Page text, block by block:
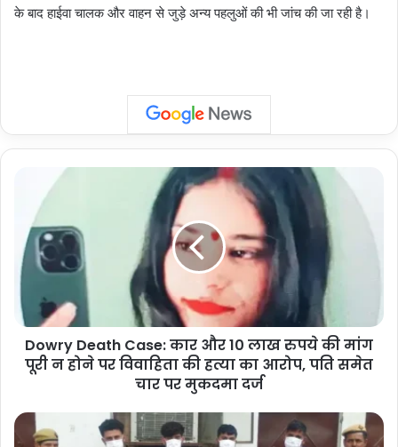
के बाद हाईवा चालक और वाहन से जुड़े अन्य पहलुओं की भी जांच की जा रही है।
Case:
कार
और
10
रुपये
की
मांग
पूरी
पर
विवाहिता
Dowry Death Case: कार और 10 लाख रुपये की मांग
पूरी न होने पर विवाहिता की हत्या का आरोप, पति समेत
चार पर मुकदमा दर्ज
Greater
Noida